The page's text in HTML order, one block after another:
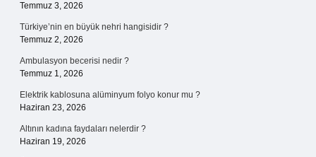
Temmuz 3, 2026
Türkiye’nin en büyük nehri hangisidir ?
Temmuz 2, 2026
Ambulasyon becerisi nedir ?
Temmuz 1, 2026
Elektrik kablosuna alüminyum folyo konur mu ?
Haziran 23, 2026
Altının kadına faydaları nelerdir ?
Haziran 19, 2026